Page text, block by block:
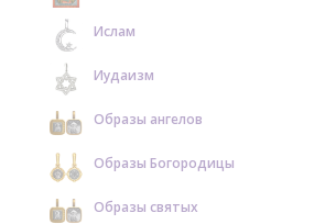
Ислам
Иудаизм
Образы ангелов
Образы Богородицы
Образы святых